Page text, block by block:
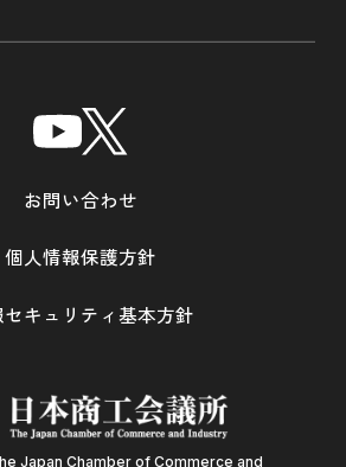
Japan Chamber of Commerce and
お問い合わせ
個人情報保護方針
キュリティ基本方針